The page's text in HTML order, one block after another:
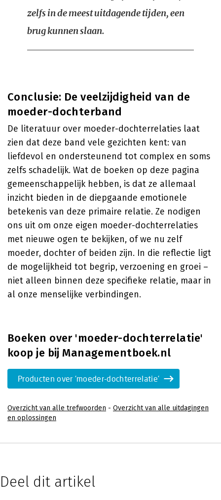
zelfs in de meest uitdagende tijden, een
brug kunnen slaan.
Conclusie: De veelzijdigheid van de
moeder-dochterband
De literatuur over moeder-dochterrelaties laat
zien dat deze band vele gezichten kent: van
liefdevol en ondersteunend tot complex en soms
zelfs schadelijk. Wat de boeken op deze pagina
gemeenschappelijk hebben, is dat ze allemaal
inzicht bieden in de diepgaande emotionele
betekenis van deze primaire relatie. Ze nodigen
ons uit om onze eigen moeder-dochterrelaties
met nieuwe ogen te bekijken, of we nu zelf
moeder, dochter of beiden zijn. In die reflectie ligt
de mogelijkheid tot begrip, verzoening en groei –
niet alleen binnen deze specifieke relatie, maar in
al onze menselijke verbindingen.
Boeken over 'moeder-dochterrelatie'
koop je bij Managementboek.nl
Producten over 'moeder-dochterrelatie'
Overzicht van alle trefwoorden - Overzicht van alle uitdagingen
en oplossingen
Deel dit artikel